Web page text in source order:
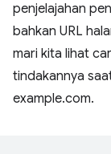
penjelajahan
bahkan URL
mari kita lihat
tindakannya
example.com.